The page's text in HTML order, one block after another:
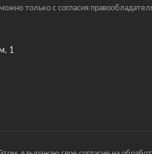
только с согласия
1